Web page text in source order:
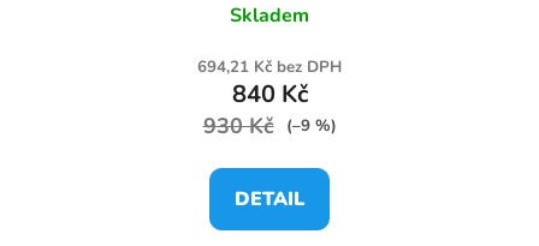
Skladem
694,21 Kč bez DPH
840 Kč
930 Kč (–9 %)
DETAIL